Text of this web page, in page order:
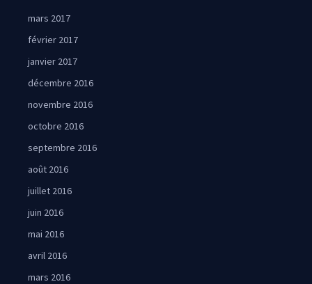
mars 2017
février 2017
janvier 2017
décembre 2016
novembre 2016
octobre 2016
septembre 2016
août 2016
juillet 2016
juin 2016
mai 2016
avril 2016
mars 2016